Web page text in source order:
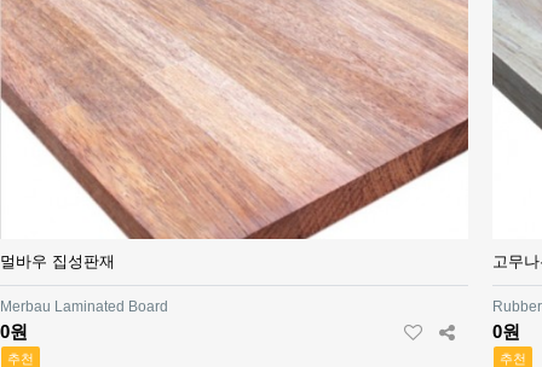
멀바우 집성판재
Merbau Laminated Board
0원
추천
고무
0원
추천